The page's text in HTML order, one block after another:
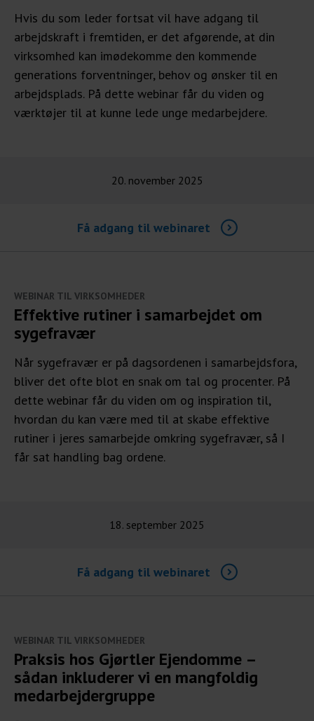
Hvis du som leder fortsat vil have adgang til
arbejdskraft i fremtiden, er det afgørende, at din
virksomhed kan imødekomme den kommende
generations forventninger, behov og ønsker til en
arbejdsplads. På dette webinar får du viden og
værktøjer til at kunne lede unge medarbejdere.
20. november 2025
Få adgang til webinaret
WEBINAR TIL VIRKSOMHEDER
Effektive rutiner i samarbejdet om
sygefravær
Når sygefravær er på dagsordenen i samarbejdsfora,
bliver det ofte blot en snak om tal og procenter. På
dette webinar får du viden om og inspiration til,
hvordan du kan være med til at skabe effektive
rutiner i jeres samarbejde omkring sygefravær, så I
får sat handling bag ordene.
18. september 2025
Få adgang til webinaret
WEBINAR TIL VIRKSOMHEDER
Praksis hos Gjørtler Ejendomme –
sådan inkluderer vi en mangfoldig
medarbejdergruppe